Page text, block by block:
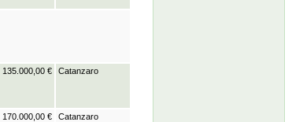
135.000,00 € Catanzaro
170.000,00 € Catanzaro